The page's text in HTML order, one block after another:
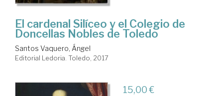
El cardenal Silíceo y el Colegio de
Doncellas Nobles de Toledo
Santos Vaquero, Ángel
Editorial Ledoria. Toledo, 2017
15,00 €